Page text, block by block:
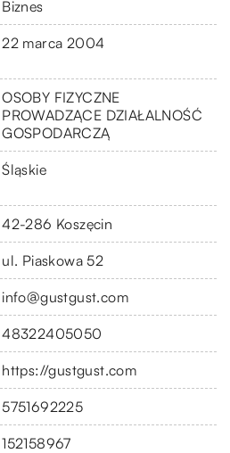
Biznes
22 marca 2004
OSOBY FIZYCZNE
PROWADZĄCE DZIAŁALNOŚĆ
GOSPODARCZĄ
Śląskie
42-286 Koszęcin
ul. Piaskowa 52
info@gustgust.com
48322405050
https://gustgust.com
5751692225
152158967